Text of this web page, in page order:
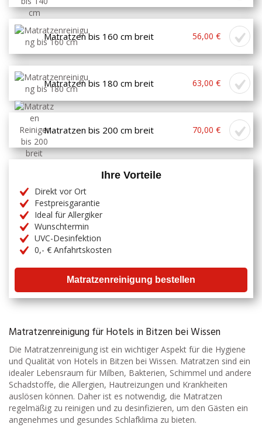
Matratzen bis 160 cm breit 56,00 €
Matratzen bis 180 cm breit 63,00 €
Matratzen bis 200 cm breit 70,00 €
Ihre Vorteile
Direkt vor Ort
Festpreisgarantie
Ideal für Allergiker
Wunschtermin
UVC-Desinfektion
0,- € Anfahrtskosten
Matratzenreinigung bestellen
Matratzenreinigung für Hotels in Bitzen bei Wissen
Die Matratzenreinigung ist ein wichtiger Aspekt für die Hygiene
und Qualität von Hotels in Bitzen bei Wissen. Matratzen sind ein
idealer Lebensraum für Milben, Bakterien, Schimmel und andere
Schadstoffe, die Allergien, Hautreizungen und Krankheiten
auslösen können. Daher ist es notwendig, die Matratzen
regelmäßig zu reinigen und zu desinfizieren, um den Gästen ein
angenehmes und gesundes Schlafklima zu bieten.